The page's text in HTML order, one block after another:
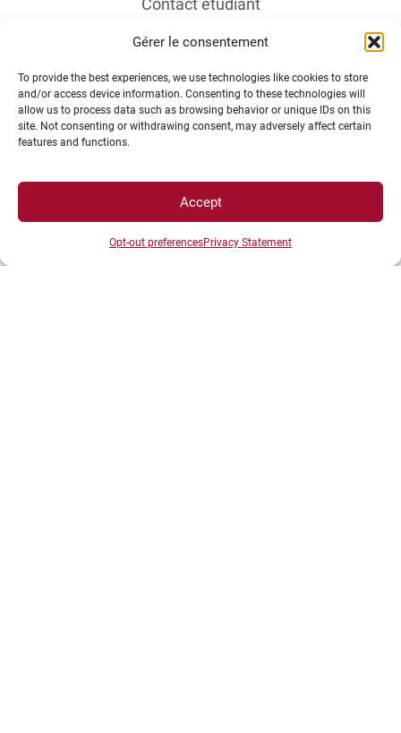
Gérer le consentement
To provide the best experiences, we use technologies like cookies to store
and/or access device information. Consenting to these technologies will
allow us to process data such as browsing behavior or unique IDs on this
site. Not consenting or withdrawing consent, may adversely affect certain
features and functions.
Accept
Opt-out preferencesPrivacy Statement
Contact étudiant
Plan d’accès des campus
Mentions légales